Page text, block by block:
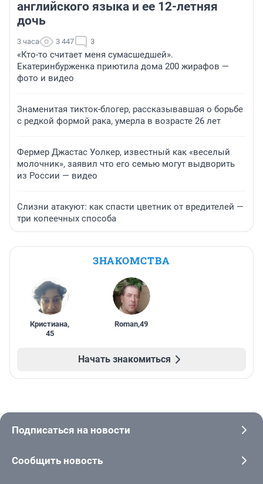
английского языка и ее 12-летняя
дочь
3 часа 3 447 3
«Кто-то считает меня сумасшедшей».
Екатеринбурженка приютила дома 200 жирафов —
фото и видео
Знаменитая тикток-блогер, рассказывавшая о борьбе
с редкой формой рака, умерла в возрасте 26 лет
Фермер Джастас Уолкер, известный как «веселый
молочник», заявил что его семью могут выдворить
из России — видео
Слизни атакуют: как спасти цветник от вредителей —
три копеечных способа
ЗНАКОМСТВА
Кристиана,
45
Roman,49
Начать знакомиться
Подписаться на новости
Сообщить новость